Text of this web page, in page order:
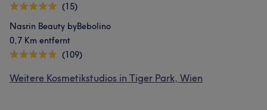
(15)
Nasrin Beauty byBebolino
0,7 Km entfernt
(109)
Weitere Kosmetikstudios in Tiger Park, Wien